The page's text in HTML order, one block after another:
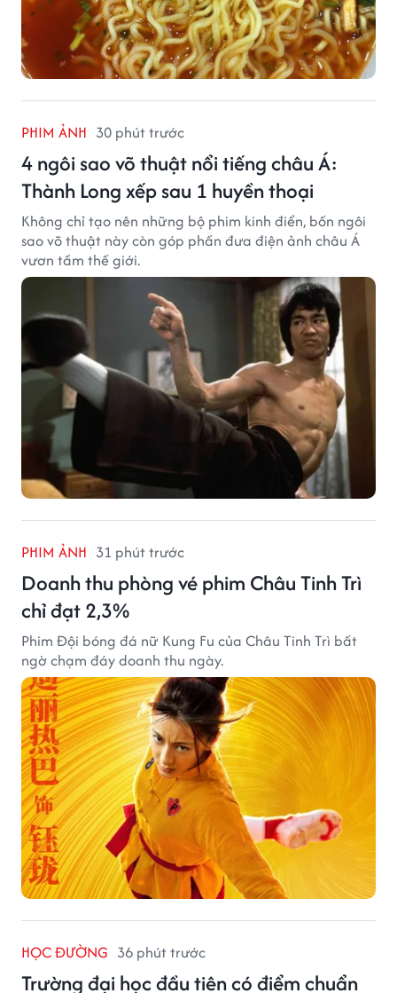
PHIM ẢNH 30 phút trước
4 ngôi sao võ thuật nổi tiếng châu Á:
Thành Long xếp sau 1 huyền thoại
Không chỉ tạo nên những bộ phim kinh điển, bốn ngôi
sao võ thuật này còn góp phần đưa điện ảnh châu Á
vươn tầm thế giới.
PHIM ẢNH 31 phút trước
Doanh thu phòng vé phim Châu Tinh Trì
chỉ đạt 2,3%
Phim Đội bóng đá nữ Kung Fu của Châu Tinh Trì bất
ngờ chạm đáy doanh thu ngày.
HỌC ĐƯỜNG 36 phút trước
Trường đại học đầu tiên có điểm chuẩn